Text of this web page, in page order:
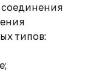
типов: